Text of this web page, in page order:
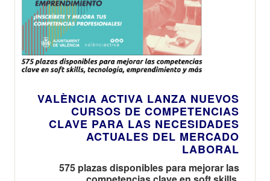
VALÈNCIA ACTIVA LANZA NUEVOS
CURSOS DE COMPETENCIAS
CLAVE PARA LAS NECESIDADES
ACTUALES DEL MERCADO
LABORAL
575 plazas disponibles para mejorar las